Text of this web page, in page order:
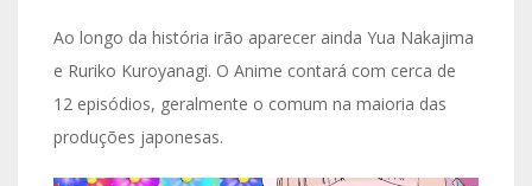
Ao longo da história irão aparecer ainda Yua Nakajima
e Ruriko Kuroyanagi. O Anime contará com cerca de
12 episódios, geralmente o comum na maioria das
produções japonesas.